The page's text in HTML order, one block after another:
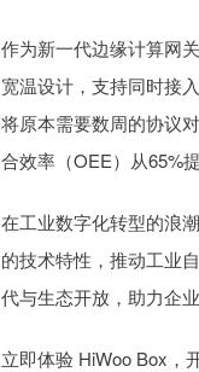
作为新一代边缘计算网
宽温设计，支持同时接
将原本需要数周的协议
合效率（OEE）从65%
在工业数字化转型的浪
的技术特性，推动工业
代与生态开放，助力企
立即体验 HiWoo Box，